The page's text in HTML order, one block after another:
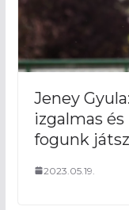
Jeney
izgalmas
fogunk
2023.05.19.